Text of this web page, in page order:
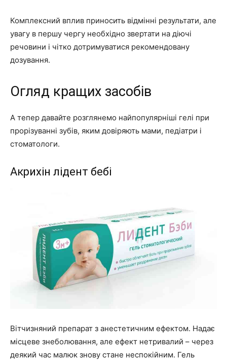
Комплексний вплив приносить відмінні результати, але
увагу в першу чергу необхідно звертати на діючі
речовини і чітко дотримуватися рекомендовану
дозування.
Огляд кращих засобів
А тепер давайте розглянемо найпопулярніші гелі при
прорізуванні зубів, яким довіряють мами, педіатри і
стоматологи.
Акрихін лідент бебі
Вітчизняний препарат з анестетичним ефектом. Надає
місцеве знеболювання, але ефект нетривалий – через
деякий час малюк знову стане неспокійним. Гель